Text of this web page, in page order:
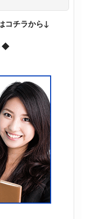
コチラから↓
◆